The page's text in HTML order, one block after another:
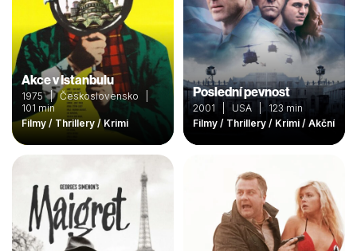
Akce v Istanbulu
1975 | Československo |
101 min
Filmy / Thrillery / Krimi
Poslední pevnost
2001 | USA | 123 min
Filmy / Thrillery / Krimi / Akční